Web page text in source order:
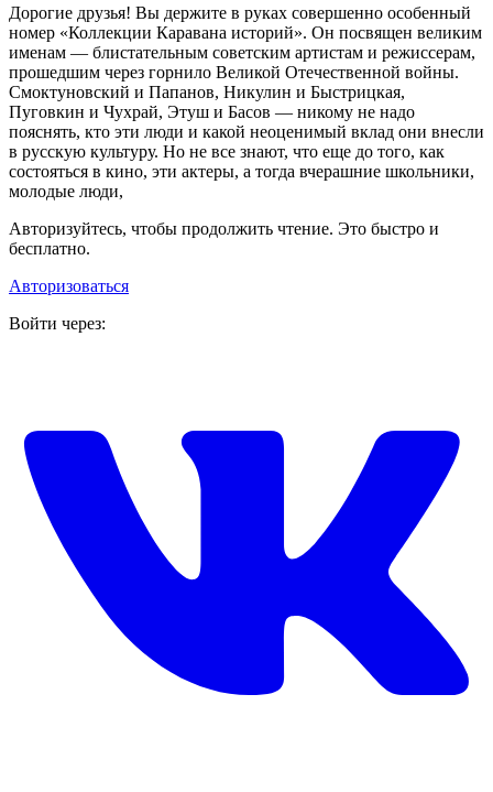
Дорогие друзья! Вы держите в руках совершенно особенный
номер «Коллекции Каравана историй». Он посвящен великим
именам — блистательным советским артистам и режиссерам,
прошедшим через горнило Великой Отечественной войны.
Смоктуновский и Папанов, Никулин и Быстрицкая,
Пуговкин и Чухрай, Этуш и Басов — никому не надо
пояснять, кто эти люди и какой неоценимый вклад они внесли
в русскую культуру. Но не все знают, что еще до того, как
состояться в кино, эти актеры, а тогда вчерашние школьники,
молодые люди,
Авторизуйтесь, чтобы продолжить чтение. Это быстро и
бесплатно.
Авторизоваться
Войти через: